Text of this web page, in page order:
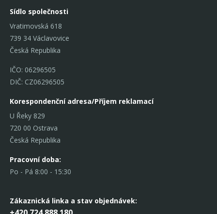
Sídlo společnosti
Vratimovská 618
739 34 Václavovice
Česká Republika
IČO: 06296505
DIČ: CZ06296505
Korespondenční adresa/Příjem reklamací
U Řeky 829
720 00 Ostrava
Česká Republika
Pracovní doba:
Po - Pá 8:00 - 15:30
Zákaznická linka a stav objednávek: